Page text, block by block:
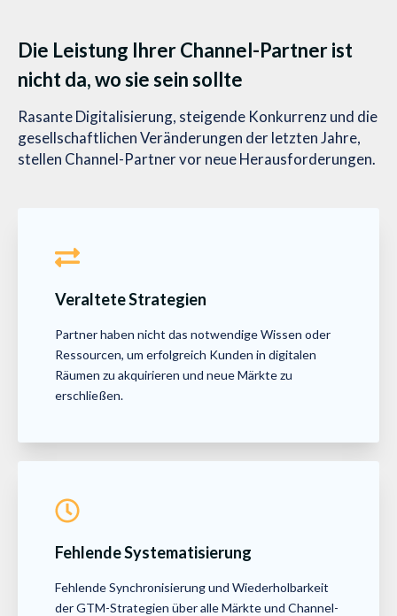
Die Leistung Ihrer Channel-Partner ist
nicht da, wo sie sein sollte
Rasante Digitalisierung, steigende Konkurrenz und die
gesellschaftlichen Veränderungen der letzten Jahre,
stellen Channel-Partner vor neue Herausforderungen.
Veraltete Strategien
Partner haben nicht das notwendige Wissen oder
Ressourcen, um erfolgreich Kunden in digitalen
Räumen zu akquirieren und neue Märkte zu
erschließen.
Fehlende Systematisierung
Fehlende Synchronisierung und Wiederholbarkeit
der GTM-Strategien über alle Märkte und Channel-